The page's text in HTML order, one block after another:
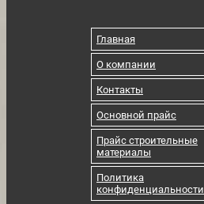
Главная
О компании
Контакты
Основной прайс
Прайс строительные
материалы
Политика
конфиденциальности